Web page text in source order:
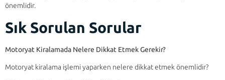
önemlidir.
Sık Sorulan Sorular
Motoryat Kiralamada Nelere Dikkat Etmek Gerekir?
Motoryat kiralama işlemi yaparken nelere dikkat etmek önemlidir?